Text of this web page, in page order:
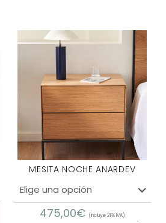
MESITA NOCHE ANARDEV
475,00€ (Incluye 21% IVA)